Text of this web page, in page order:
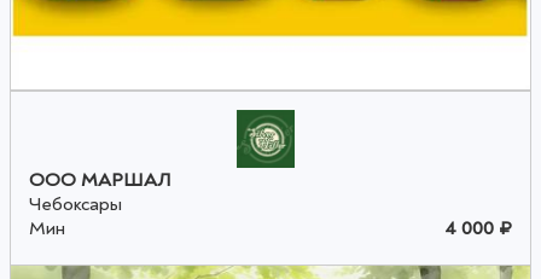
ООО МАРШАЛ
Чебоксары
Мин
4 000 ₽